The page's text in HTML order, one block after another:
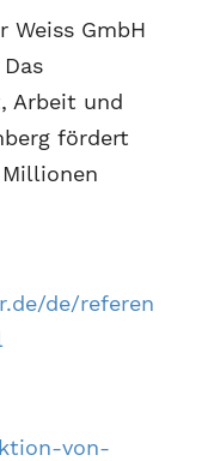
Weiss GmbH
Arbeit und
fördert
de/referen
von-